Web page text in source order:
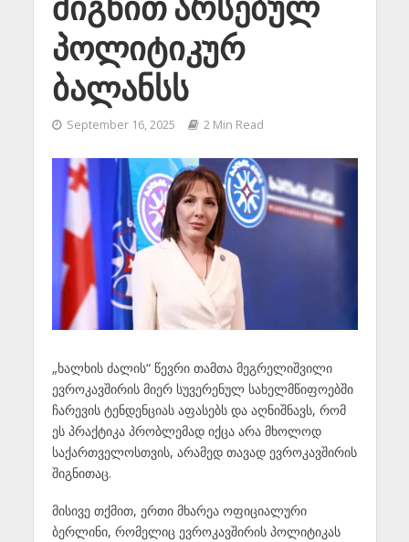
პოლიტიკურ
ბალანსს
September 16, 2025 2 Min Read
„ხალხის ძალის“ წევრი თამთა მეგრელიშვილი
ევროკავშირის მიერ სუვერენულ სახელმწიფოებში
ჩარევის ტენდენციას აფასებს და აღნიშნავს, რომ
ეს პრაქტიკა პრობლემად იქცა არა მხოლოდ
საქართველოსთვის, არამედ თავად ევროკავშირის
შიგნითაც.
მისივე თქმით, ერთი მხარეა ოფიციალური
ბერლინი, რომელიც ევროკავშირის პოლიტიკას